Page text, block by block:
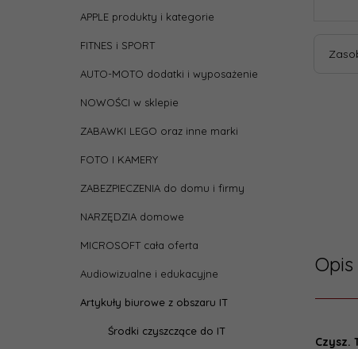
APPLE produkty i kategorie
FITNES i SPORT
AUTO-MOTO dodatki i wyposażenie
NOWOŚCI w sklepie
ZABAWKI LEGO oraz inne marki
FOTO I KAMERY
ZABEZPIECZENIA do domu i firmy
NARZĘDZIA domowe
MICROSOFT cała oferta
Audiowizualne i edukacyjne
Artykuły biurowe z obszaru IT
Środki czyszczące do IT
Czysz.